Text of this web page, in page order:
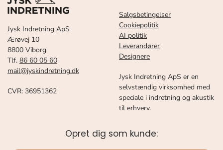
Jysk Indretning ApS
Ærøvej 10
8800 Viborg
Tlf. 86 60 05 60
mail@jyskindretning.dk
CVR: 36951362
Salgsbetingelser
Cookiepolitik
AI politik
Leverandører
Designere
Jysk Indretning ApS er en
selvstændig virksomhed med
speciale i indretning og akustik
til erhverv.
Opret dig som kunde: